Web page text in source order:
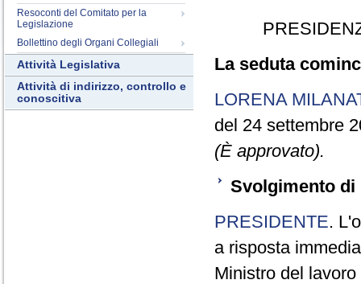
Resoconti del Comitato per la
Legislazione
Bollettino degli Organi Collegiali
Attività Legislativa
Attività di indirizzo, controllo e
conoscitiva
La seduta
LORENA
del 24 settembre
(È approvato).
Svolgimento
PRESIDENTE.
a risposta
Ministro del